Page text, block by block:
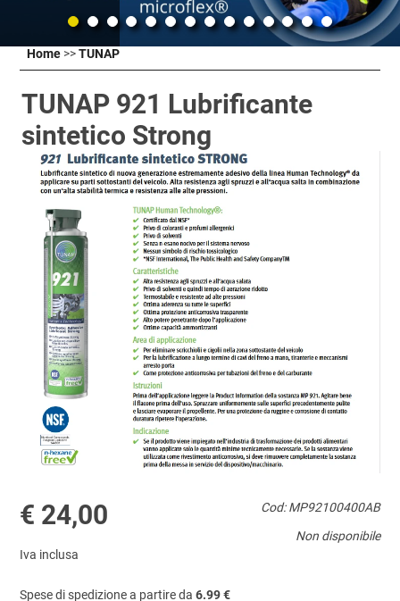
Home >>TUNAP
TUNAP 921 Lubrificante
sintetico Strong
€ 24,00
Iva inclusa
Cod: MP92100400AB
Non disponibile
Spese di spedizione a partire da6.99 €